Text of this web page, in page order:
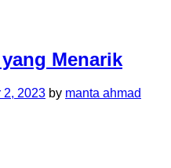
Menarik
2, 2023 by manta ahmad